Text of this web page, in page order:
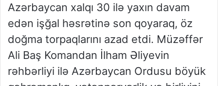
Azərbaycan xalqı 30 ilə yaxın davam
edən işğal həsrətinə son qoyaraq, öz
doğma torpaqlarını azad etdi. Müzəffər
Ali Baş Komandan İlham Əliyevin
rəhbərliyi ilə Azərbaycan Ordusu böyük